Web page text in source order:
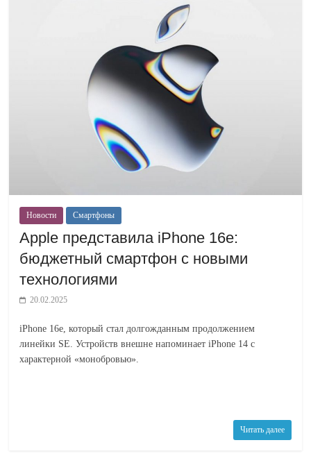
Новости Смартфоны
Apple представила iPhone 16e:
бюджетный смартфон с новыми
технологиями
20.02.2025
iPhone 16e, который стал долгожданным продолжением
линейки SE. Устройств внешне напоминает iPhone 14 с
характерной «монобровью».
Читать далее